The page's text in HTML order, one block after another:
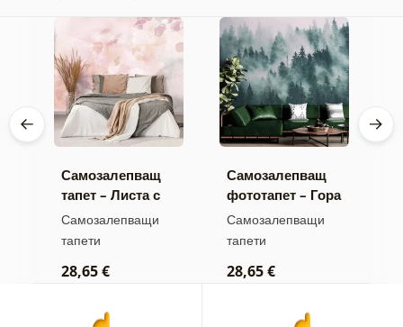
Самозалепващ
тапет – Листа с
пастелен оттенък
Самозалепващи
тапети
28,65 €
Самозалепващ
фототапет – Гора
в мъгла
Самозалепващи
тапети
28,65 €